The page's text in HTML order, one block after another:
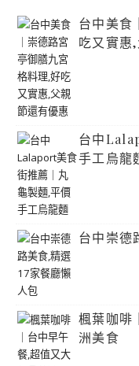
台中美食
吃又實惠
台中
手工烏龍
台中崇德
楓葉咖啡
洲美食